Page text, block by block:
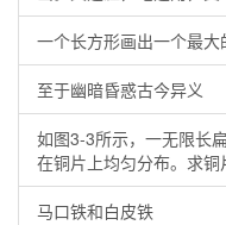
一个长方形画出一个最
至于幽暗昏惑古今异义
如图3-3所示，一无限长
在铜片上均匀分布。求
马口铁和白皮铁